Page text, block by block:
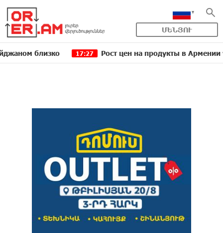
ՄԵՆՅՈՒ
близко 17:27 Рост цен на продукты в Армении